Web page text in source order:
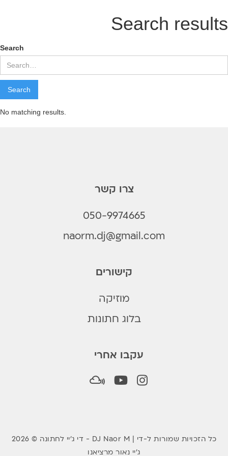
Search results
Search
No matching results.
צרו קשר
050-9974665
naorm.dj@gmail.com
קישורים
מוזיקה
בלוג חתונות
עקבו אחרי
Instagram
Youtube
Mixcloud
2026 © די ג׳יי לחתונה - DJ Naor M | כל הזכויות שמורות ל-די
ג׳יי נאור מרציאנו